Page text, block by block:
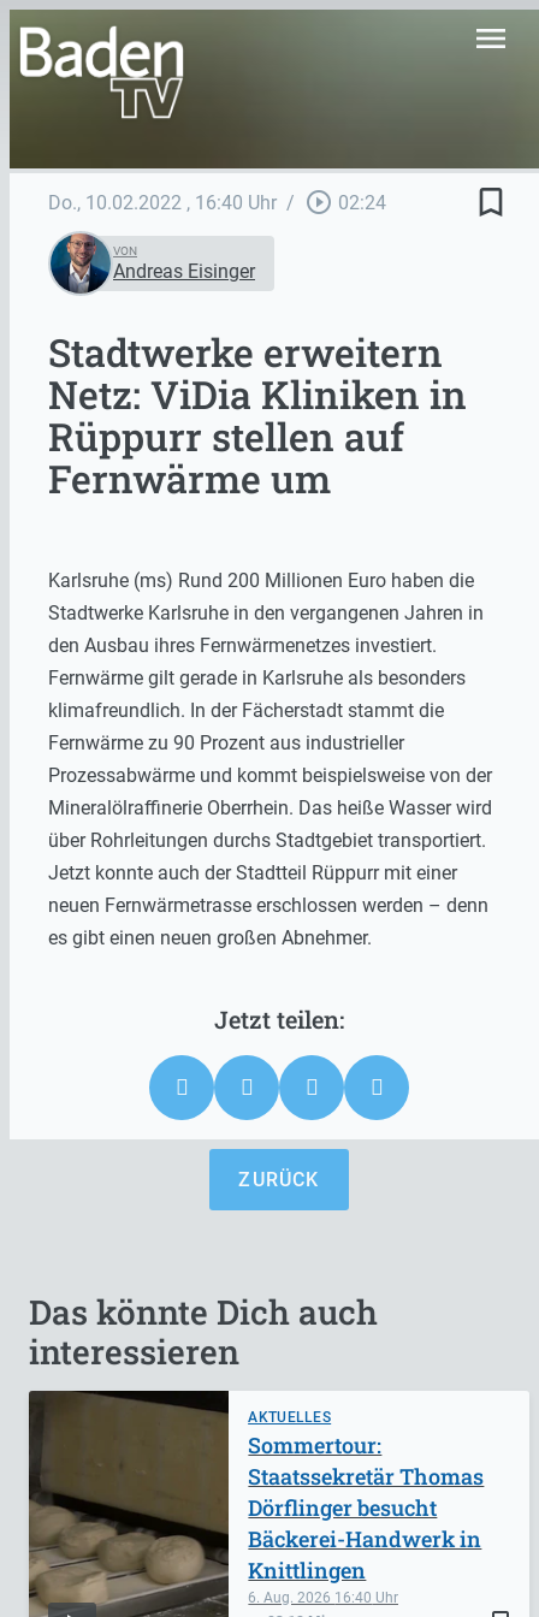
menu
Do., 10.02.2022 , 16:40 Uhr / play_circle_outline 02:24 bookmark_border
VON
Andreas Eisinger
Stadtwerke erweitern
Netz: ViDia Kliniken in
Rüppurr stellen auf
Fernwärme um
Karlsruhe (ms) Rund 200 Millionen Euro haben die
Stadtwerke Karlsruhe in den vergangenen Jahren in
den Ausbau ihres Fernwärmenetzes investiert.
Fernwärme gilt gerade in Karlsruhe als besonders
klimafreundlich. In der Fächerstadt stammt die
Fernwärme zu 90 Prozent aus industrieller
Prozessabwärme und kommt beispielsweise von der
Mineralölraffinerie Oberrhein. Das heiße Wasser wird
über Rohrleitungen durchs Stadtgebiet transportiert.
Jetzt konnte auch der Stadtteil Rüppurr mit einer
neuen Fernwärmetrasse erschlossen werden – denn
es gibt einen neuen großen Abnehmer.
ZURÜCK
Das könnte Dich auch
interessieren
AKTUELLES
6. Aug. 2026 16:40
Sommertour:
Staatssekretär Thomas
Dörflinger besucht
Bäckerei-Handwerk in
Knittlingen